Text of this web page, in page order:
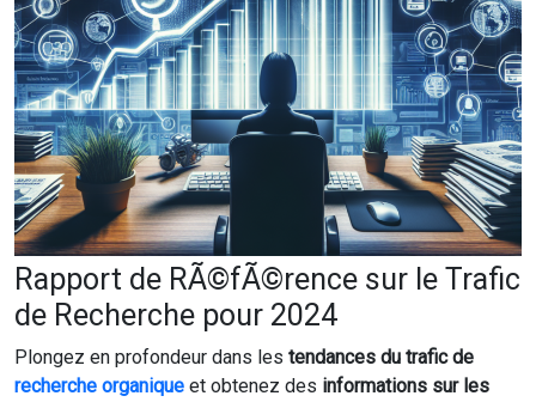
Rapport de RÃ©fÃ©rence sur le Trafic
de Recherche pour 2024
Plongez en profondeur dans les tendances du trafic de
recherche organique et obtenez des informations sur les